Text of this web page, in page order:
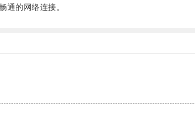
的网络连接。